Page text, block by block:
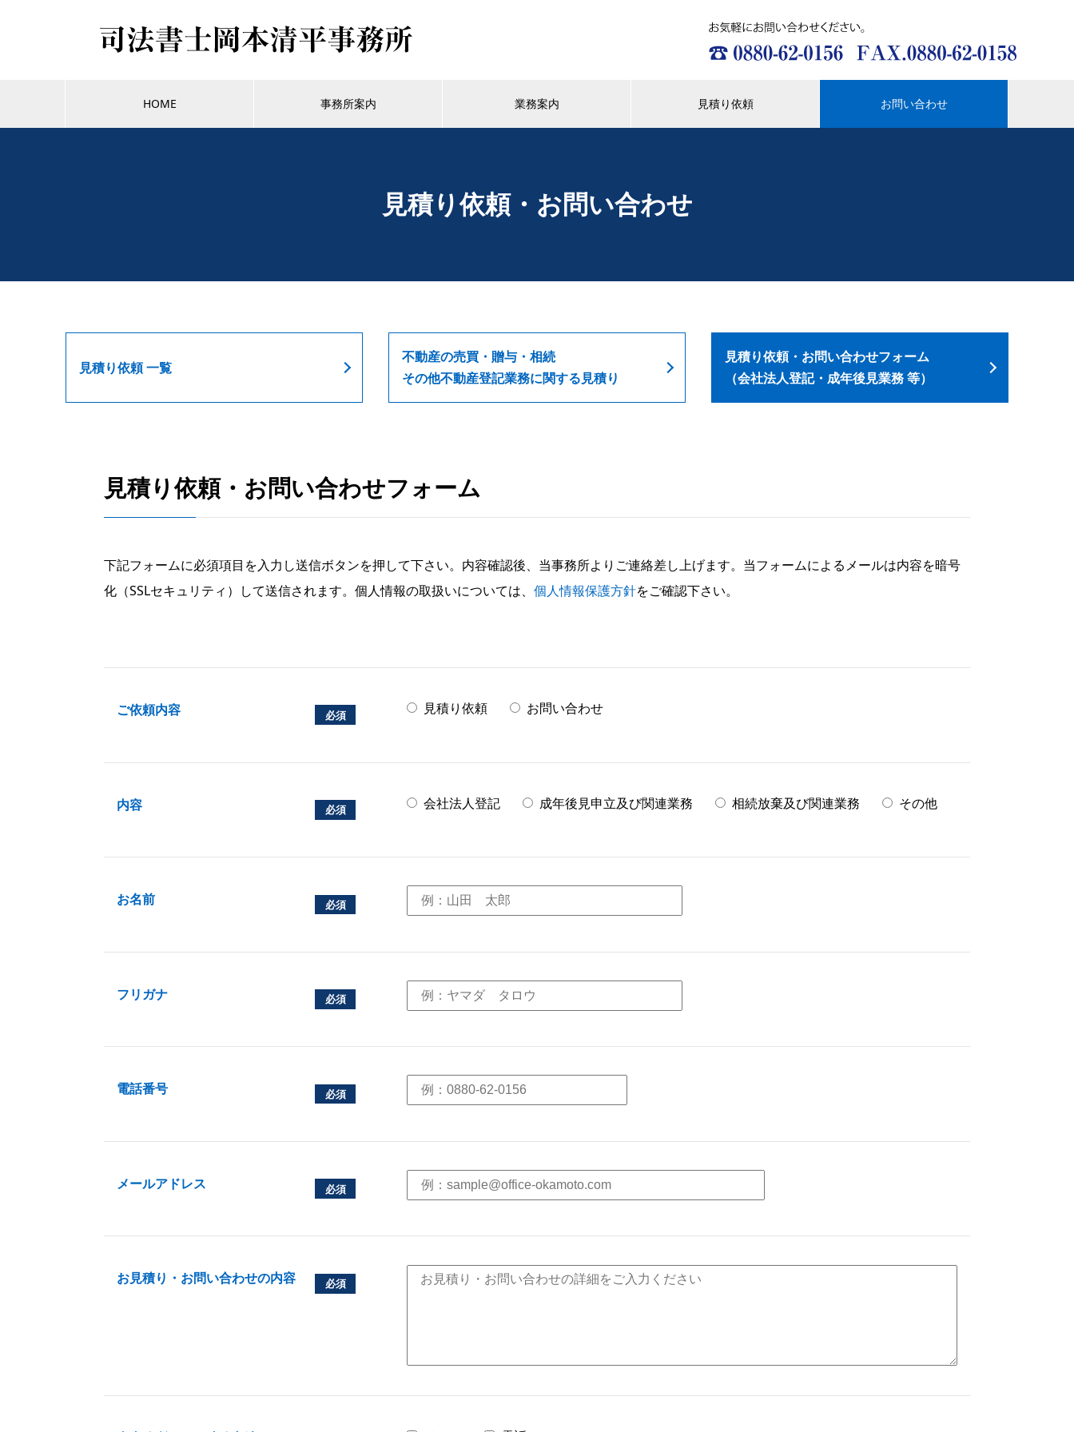
HOME 事務所案内 業務案内 見積り依頼 お問い合わせ
見積り依頼・お問い合わせ
見積り依頼 一覧
不動産の売買・贈与・相続
その他不動産登記業務に関する見積り
見積り依頼・お問い合わせフォーム
（会社法人登記・成年後見業務 等）
見積り依頼・お問い合わせフォーム
下記フォームに必須項目を入力し送信ボタンを押して下さい。内容確認後、当事務所よりご連絡差し上げます。当フォームによるメールは内容を暗号
化（SSLセキュリティ）して送信されます。個人情報の取扱いについては、 個人情報保護方針をご確認下さい。
ご依頼内容 必須 見積り依頼 お問い合わせ
内容 必須 会社法人登記 成年後見申立及び関連業務 相続放棄及び関連業務 その他
お名前 必須
フリガナ 必須
電話番号 必須
メールアドレス 必須
お見積り・お問い合わせの内容 必須